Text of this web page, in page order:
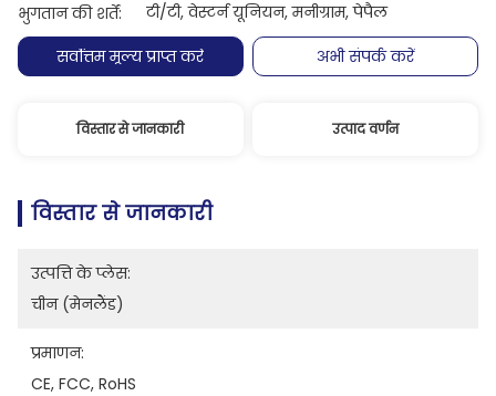
भुगतान की शर्तें:
टी/टी, वेस्टर्न यूनियन, मनीग्राम, पेपैल
सर्वोत्तम मूल्य प्राप्त करें
अभी संपर्क करें
विस्तार से जानकारी उत्पाद वर्णन
विस्तार से जानकारी
उत्पत्ति के प्लेस:
चीन (मेनलैंड)
प्रमाणन:
CE, FCC, RoHS